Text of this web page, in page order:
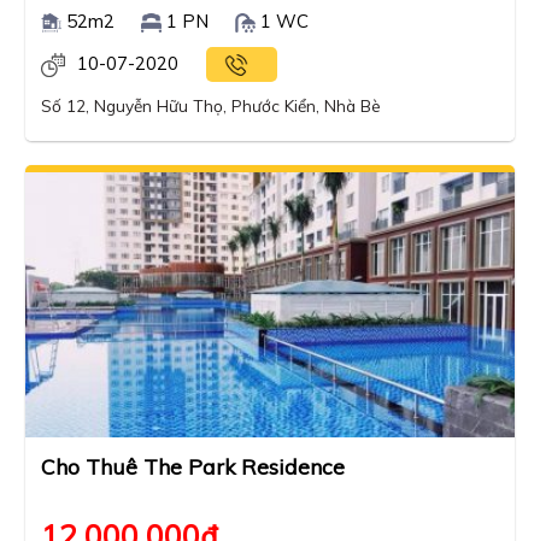
52m2 1 PN
1 WC
10-07-2020
Số 12, Nguyễn Hữu Thọ, Phước Kiển, Nhà Bè
Cho Thuê The Park Residence